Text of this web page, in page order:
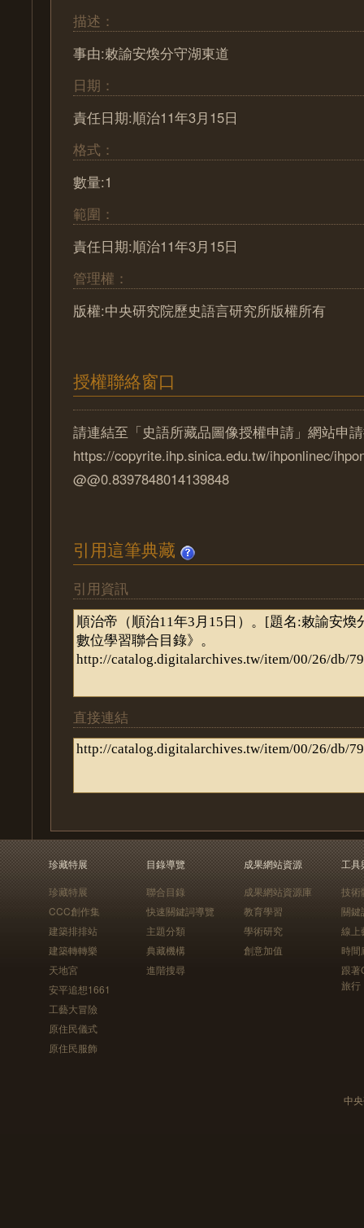
描述：
事由:敕諭安煥分守湖東道
日期：
責任日期:順治11年3月15日
格式：
數量:1
範圍：
責任日期:順治11年3月15日
管理權：
版權:中央研究院歷史語言研究所版權所有
授權聯絡窗口
請連結至「史語所藏品圖像授權申請」網站申
https://copyrite.ihp.sinica.edu.tw/ihponlinec/
@@0.8397848014139848
引用這筆典藏
引用資訊
直接連結
珍藏特展
珍藏特展
CCC創作集
建築排排站
建築轉轉樂
天地宮
安平追想1661
工藝大冒險
原住民儀式
原住民服飾
目錄導覽
聯合目錄
快速關鍵詞導覽
主題分類
典藏機構
進階搜尋
成果網站資源
成果網站資源庫
教育學習
學術研究
創意加值
工具
技術
關鍵
線上
時間
跟
旅行
中